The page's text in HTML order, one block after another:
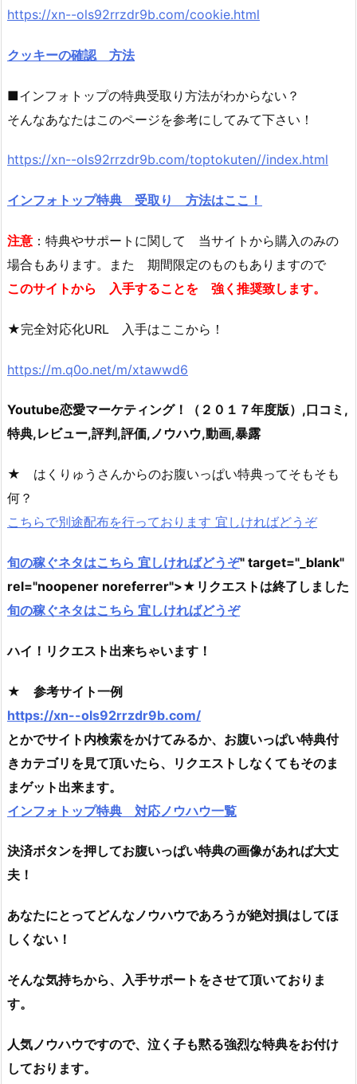
https://xn--ols92rrzdr9b.com/cookie.html
クッキーの確認 方法
■インフォトップの特典受取り方法がわからない？
そんなあなたはこのページを参考にしてみて下さい！
https://xn--ols92rrzdr9b.com/toptokuten//index.html
インフォトップ特典 受取り 方法はここ！
注意 ：特典やサポートに関して 当サイトから購入のみの
場合もあります。また 期間限定のものもありますので
このサイトから 入手することを 強く推奨致します。
★完全対応化URL 入手はここから！
https://m.q0o.net/m/xtawwd6
Youtube恋愛マーケティング！（２０１７年度版）,口コミ,
特典,レビュー,評判,評価,ノウハウ,動画,暴露
★ はくりゅうさんからのお腹いっぱい特典ってそもそも
何？
こちらで別途配布を行っております 宜しければどうぞ
旬の稼ぐネタはこちら 宜しければどうぞ" target="_blank"
rel="noopener noreferrer">★リクエストは終了しました
旬の稼ぐネタはこちら 宜しければどうぞ
ハイ！リクエスト出来ちゃいます！
★ 参考サイト一例
https://xn--ols92rrzdr9b.com/
とかでサイト内検索をかけてみるか、お腹いっぱい特典付
きカテゴリを見て頂いたら、リクエストしなくてもそのま
まゲット出来ます。
インフォトップ特典 対応ノウハウ一覧
決済ボタンを押してお腹いっぱい特典の画像があれば大丈
夫！
あなたにとってどんなノウハウであろうが絶対損はしてほ
しくない！
そんな気持ちから、入手サポートをさせて頂いておりま
す。
人気ノウハウですので、泣く子も黙る強烈な特典をお付け
しております。